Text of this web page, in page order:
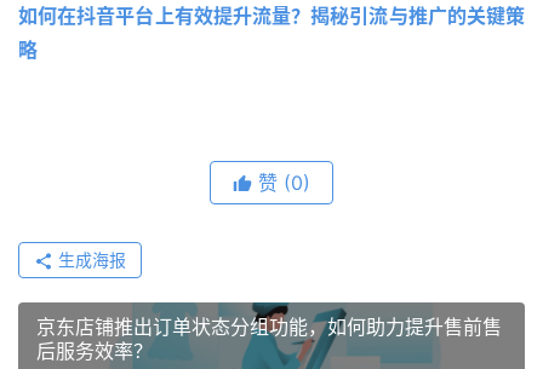
如何在抖音平台上有效提升流量？揭秘引流与推广的关键策
略
赞 (0)
生成海报
京东店铺推出订单状态分组功能，如何助力提升售前售
后服务效率？